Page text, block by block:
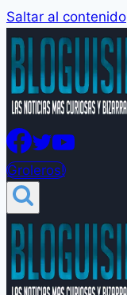
Saltar al contenido
Groleros!